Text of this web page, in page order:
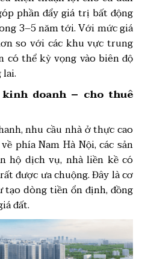
phần đẩy giá trị bất động
3–5 năm tới. Với mức giá
so với các khu vực trung
có thể kỳ vọng vào biên độ
doanh – cho thuê
nhu cầu nhà ở thực cao
phía Nam Hà Nội, các sản
hộ dịch vụ, nhà liền kề có
được ưa chuộng. Đây là cơ
tạo dòng tiền ổn định, đồng
đất.